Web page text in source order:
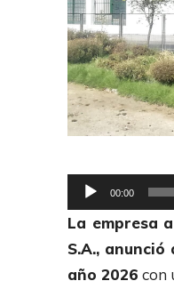
e
00:00
La empresa
S.A.,
año 2026 con